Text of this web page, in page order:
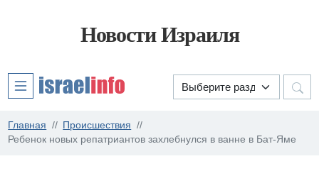
Новости Израиля
Главная
Происшествия
Ребенок новых репатриантов захлебнулся в ванне в Бат-Яме